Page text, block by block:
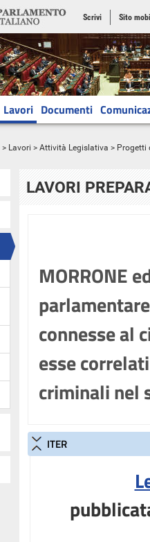
Scrivi Sito
Lavori Documenti
> Lavori > Attività Legislativa > Progetti
LAVORI
MORRONE
connesse al
esse
criminali nel
ITER